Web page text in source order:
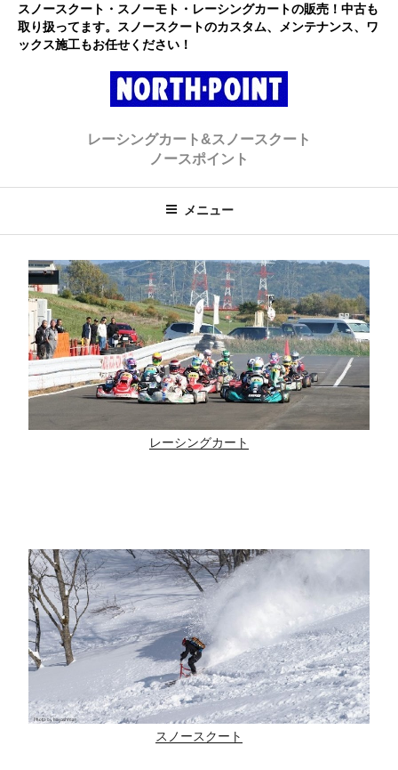
プ
スノースクート・スノーモト・レーシングカートの販売！中古も
取り扱ってます。スノースクートのカスタム、メンテナンス、ワ
ックス施工もお任せください！
ト ノースポイント
レーシングカート&スノースクート
ノースポイント
メニュー
レーシングカート
スノースクート